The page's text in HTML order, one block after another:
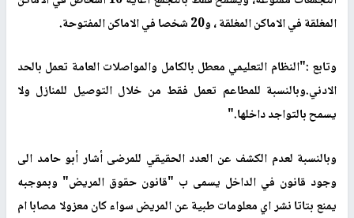
المغلقة في الاماكن المغلقة ، و20 شخصا في الاماكن المفتوحة.
وتابع :"النظام التعليمي معطل بالكامل والمواصلات العامة تعمل بالحد
الادني.وبالنسبة للمطاعم تعمل فقط من خلال التوصيل للمنازل ولا
يسمح بالتواجد داخلها."
وبالنسبة لعدم الكشف عن العدد الحقيقي للمرضى أشار أبو حامد الى
وجود قانون في الداخل يسمى ب "قانون حقوق المريض" وبموجبه
يمنع بتاتا نشر اي معلومات طبية عن المريض سواء كان معزولا مصابا ام